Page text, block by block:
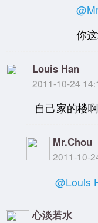
你
Louis Han
2011-10-24
自己家的楼
Mr.Chou
2011-10-
@Louis
心淡若水